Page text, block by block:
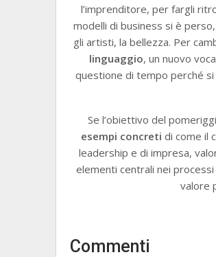
l’imprenditore, per fargli
modelli di business si è
gli artisti, la bellezza. Per
linguaggio, un nuovo
questione di tempo perché
Se l’obiettivo del
esempi concreti di come il
leadership e di impresa,
elementi centrali nei
valore
Commenti